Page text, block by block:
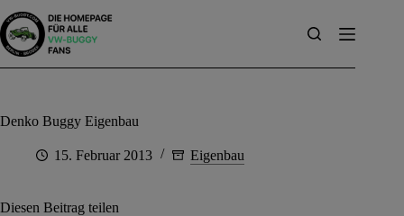
Inhalt
springen
Denko Buggy Eigenbau
15. Februar 2013 Eigenbau
Diesen Beitrag teilen